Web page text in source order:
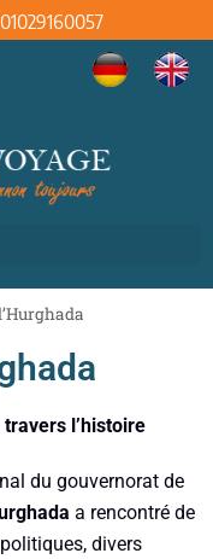
l’histoire
du gouvernorat de
a rencontré de
divers